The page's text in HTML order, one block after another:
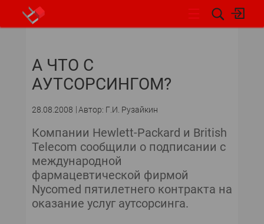
НОВОСТИ
ОБЗОРЫ И РЕЙТИНГИ
А ЧТО С
АУТСОРСИНГОМ?
28.08.2008 Автор: Г.И. Рузайкин
Компании Hewlett-Packard и British
Telecom сообщили о подписании с
международной
фармацевтической фирмой
Nycomed пятилетнего контракта на
оказание услуг аутсорсинга.